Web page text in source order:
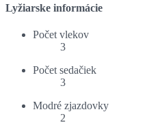
Lyžiarske informácie
Počet vlekov
3
Počet sedačiek
3
Modré zjazdovky
2